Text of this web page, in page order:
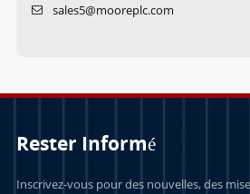
sales5@mooreplc.com
Rester Informé
Inscrivez-vous pour des nouvelles, des